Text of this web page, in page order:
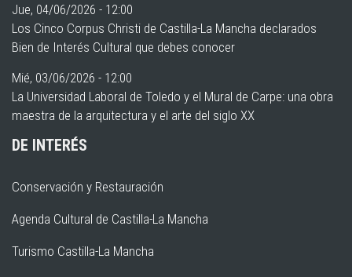
Jue, 04/06/2026 - 12:00
Los Cinco Corpus Christi de Castilla-La Mancha declarados
Bien de Interés Cultural que debes conocer
Mié, 03/06/2026 - 12:00
La Universidad Laboral de Toledo y el Mural de Carpe: una obra
maestra de la arquitectura y el arte del siglo XX
DE INTERÉS
Conservación y Restauración
Agenda Cultural de Castilla-La Mancha
Turismo Castilla-La Mancha